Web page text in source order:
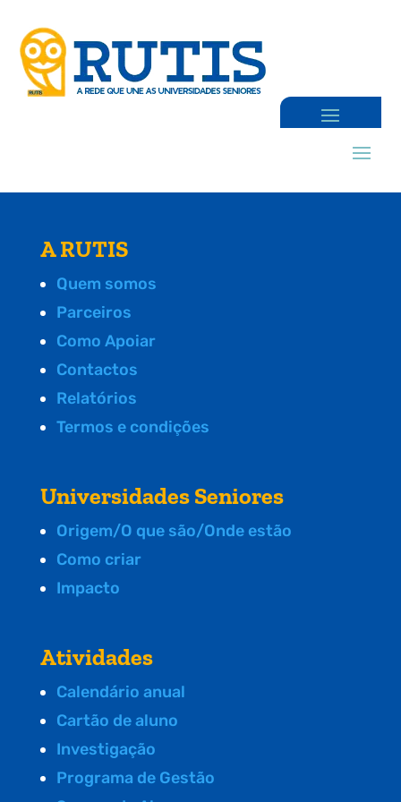
A RUTIS
Quem somos
Parceiros
Como Apoiar
Contactos
Relatórios
Termos e condições
Universidades Seniores
Origem/O que são/Onde estão
Como criar
Impacto
Atividades
Calendário anual
Cartão de aluno
Investigação
Programa de Gestão